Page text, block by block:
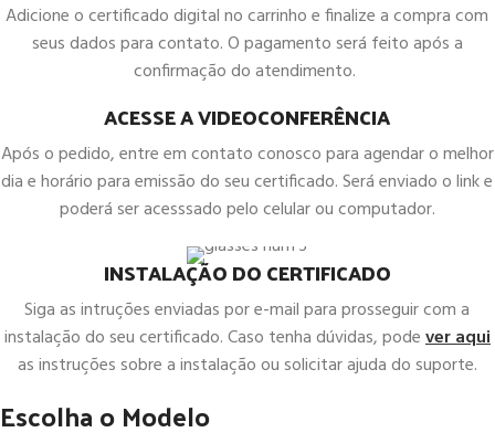
Adicione o certificado digital no carrinho e finalize a compra com
seus dados para contato. O pagamento será feito após a
confirmação do atendimento.
ACESSE A VIDEOCONFERÊNCIA
Após o pedido, entre em contato conosco para agendar o melhor
dia e horário para emissão do seu certificado. Será enviado o link e
poderá ser acesssado pelo celular ou computador.
INSTALAÇÃO DO CERTIFICADO
Siga as intruções enviadas por e-mail para prosseguir com a
instalação do seu certificado. Caso tenha dúvidas, podever aqui
as instruções sobre a instalação ou solicitar ajuda do suporte.
Escolha o Modelo